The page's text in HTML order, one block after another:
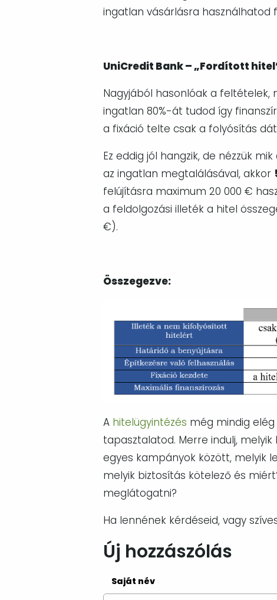
ingatlan vásárlásra használhatod
UniCredit Bank – „Fordított
Nagyjából hasonlóak a feltételek,
ingatlan 80%-át tudod így
a fixáció telte csak a folyósítás
Ez eddig jól hangzik, de nézzük
az ingatlan megtalálásával, akkor
felújításra maximum 20 000 €
a feldolgozási illeték a hitel
€).
Összegezve:
A hitelügyintézés még mindig
tapasztalatod. Merre indulj,
egyes kampányok között, melyik
melyik biztosítás kötelező és
meglátogatni?
Ha lennének kérdéseid, vagy
Új hozzászólás
Saját név